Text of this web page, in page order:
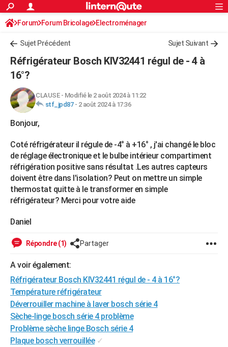
ACTUALITÉS
Politique
Société
Faits Divers
Education
Monde
Villes
+
Programme TV
TNTStreaming
Cinéma
Sorties cinéma
Musique
+FINANCE
Retraite
Impôts
Epargne
Immobilier
Risques naturels par ville
Banque
Assurance
Crédit
AUTO
Essais
Réserver un essai
Citadines
Berlines
SUV
Forum auto
HIGH-TECH
Forum
Aménagement intérieur
Extérieur
Cuisine
Salle de bains
Jardinage
Rangement
WEEK-END
Guides de France
Escapades
Patrimoine
Expositions
Musées
Week-end nature
+LIFESTYLE
Art de vivre
Bien-être
Loisirs
Mode
Modes de vie
SANTE
Alimentation
Guide de la santé
Maladies
Médicaments
Sommeil
VOYAGE
Destinations
City break
Voyage nature
Voyage de noces
Forum
Climat
PHOTO
GUIDES D'ACHAT
BONS PLANS
CARTE DE VOEUX
Carte de Noël
Carte Bonne année
Carte Saint-Valentin
Carte Pâques
Carte d'anniversaire
DICTIONNAIRE
Dictionnaire
Biographies
Citations
Expressions
Proverbes
PROGRAMME TV
S'inscrire
Connexion
Forum Forum Bricolage Electroménager
Sujet Précédent Sujet Suivant
Réfrigérateur Bosch KIV32441 régul de - 4 à
16°?
CLAUSE- Modifié le 2 août 2024 à 11:22
stf_jpd87- 2 août 2024 à 17:36
Bonjour,
Coté réfrigérateur il régule de -4° à +16° , j'ai changé le bloc
de réglage électronique et le bulbe intérieur compartiment
réfrigération positive sans résultat .Les autres capteurs
doivent être dans l'isolation? Peut on mettre un simple
thermostat quitte à le transformer en simple
réfrigérateur? Merci pour votre aide
Daniel
Répondre (1) Partager
A voir également:
Réfrigérateur Bosch KIV32441 régul de - 4 à 16°?
Température réfrigérateur
Déverrouiller machine à laver bosch série 4
Sèche-linge bosch série 4 problème
Problème sèche linge Bosch série 4
Plaque bosch verrouillée ✓